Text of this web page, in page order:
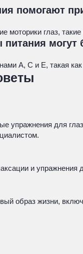
помогают
моторики глаз,
питания
A, С и E, такая
упражнения для
и упражнения
образ жизни,